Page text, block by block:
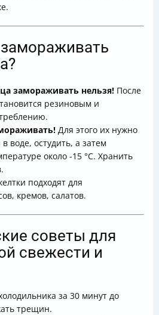
замораживать нельзя! После
резиновым и
Для этого их нужно
воде, остудить, а затем
около -15 °C. Хранить
подходят для
кремов, салатов.
советы для
свежести и
за 30 минут до
трещин.